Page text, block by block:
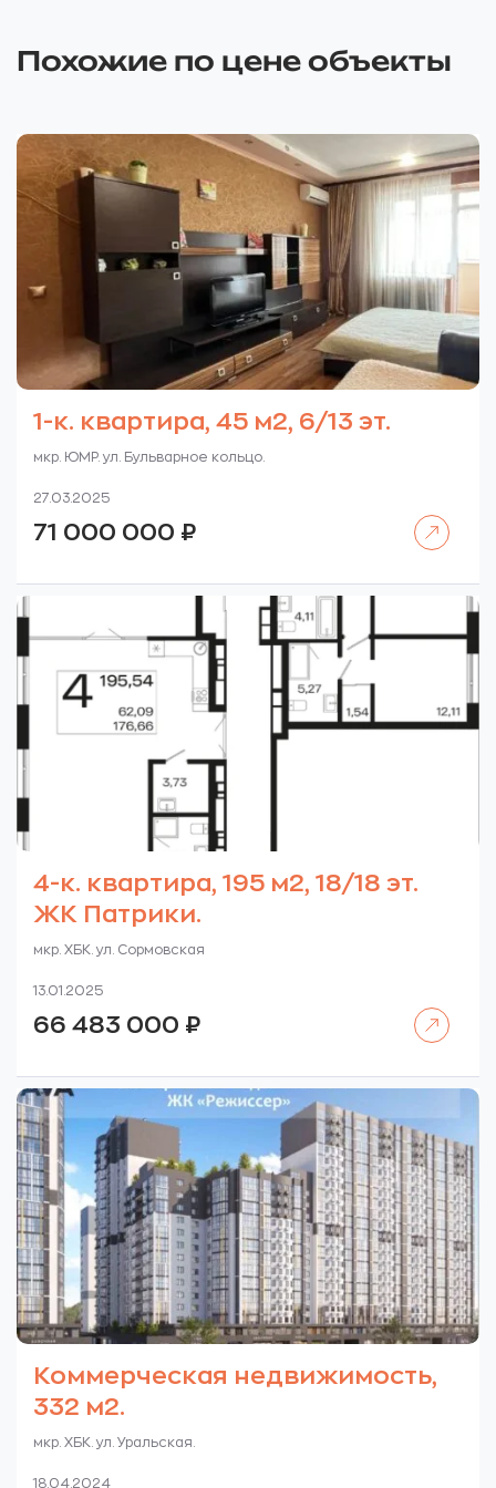
Похожие по цене объекты
1-к. квартира, 45 м2, 6/13 эт.
мкр. ЮМР. ул. Бульварное кольцо.
27.03.2025
71 000 000 ₽
4-к. квартира, 195 м2, 18/18 эт.
ЖК Патрики.
мкр. ХБК. ул. Сормовская
13.01.2025
66 483 000 ₽
Коммерческая недвижимость,
332 м2.
мкр. ХБК. ул. Уральская.
18.04.2024